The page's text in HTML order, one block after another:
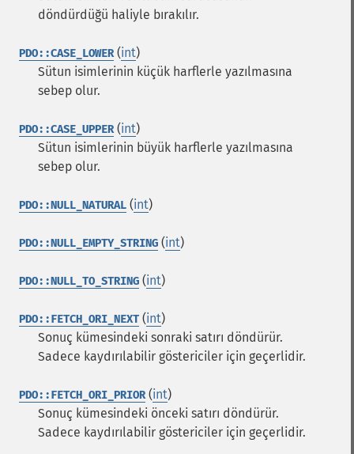
döndürdüğü haliyle bırakılır.
PDO::CASE_LOWER(int)
Sütun isimlerinin küçük harflerle yazılmasına
sebep olur.
PDO::CASE_UPPER(int)
Sütun isimlerinin büyük harflerle yazılmasına
sebep olur.
PDO::NULL_NATURAL (int)
PDO::NULL_EMPTY_STRING (int)
PDO::NULL_TO_STRING (int)
PDO::FETCH_ORI_NEXT (int)
Sonuç kümesindeki sonraki satırı döndürür.
Sadece kaydırılabilir göstericiler için geçerlidir.
PDO::FETCH_ORI_PRIOR(int)
Sonuç kümesindeki önceki satırı döndürür.
Sadece kaydırılabilir göstericiler için geçerlidir.